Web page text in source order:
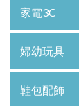
家電3C
婦幼玩具
鞋包配飾